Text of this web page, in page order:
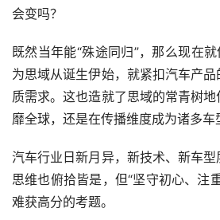
会变吗？
既然当年能“殊途同归”，那么现在
为思域从诞生伊始，就紧扣汽车产
质需求。这也造就了思域的常青树
靡全球，还是在传播维度成为诸多车
汽车行业日新月异，新技术、新车
思维也俯拾皆是，但“坚守初心、注
难获高分的考题。